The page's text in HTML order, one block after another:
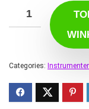
Categories: